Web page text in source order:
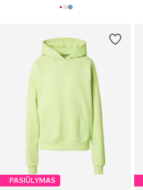
PASIŪLYMAS